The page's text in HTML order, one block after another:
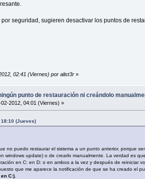
seguridad, sugieren desactivar los puntos de
02:41 (Viernes) por alist3r »
punto de restauración ni creándolo
2012, 04:01 (Viernes) »
(Jueves)
no puedo restaurar el sistema a un punto anterior, porque
windows update) o de crearlo manualmente. La verdad es
en C: en D: o en ambos a la vez y después de reiniciar
que me aparece la notificación de que se ha creado el
C:).